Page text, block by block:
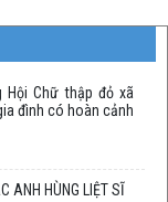
Hội Chữ thập đỏ xã
đình có hoàn cảnh
ANH HÙNG LIỆT SĨ